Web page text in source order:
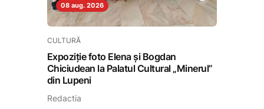
08 aug. 2026
CULTURĂ
Expoziție foto Elena și Bogdan
Chiciudean la Palatul Cultural „Minerul”
din Lupeni
Redactia